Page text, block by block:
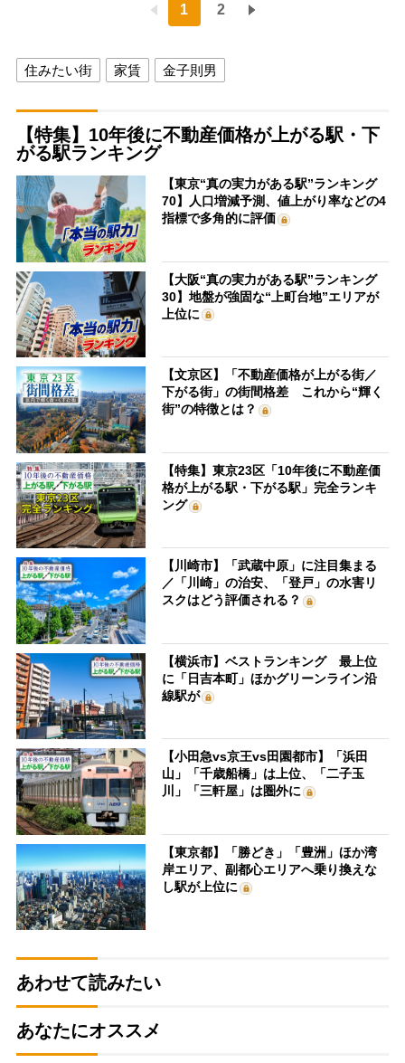
1 2
住みたい街 家賃 金子則男
【特集】10年後に不動産価格が上がる駅・下
がる駅ランキング
【東京“真の実力がある駅”ランキング
70】人口増減予測、値上がり率などの4
指標で多角的に評価
【大阪“真の実力がある駅”ランキング
30】地盤が強固な“上町台地”エリアが
上位に
【文京区】「不動産価格が上がる街／
下がる街」の街間格差 これから“輝く
街”の特徴とは？
【特集】東京23区「10年後に不動産価
格が上がる駅・下がる駅」完全ランキ
ング
【川崎市】「武蔵中原」に注目集まる
／「川崎」の治安、「登戸」の水害リ
スクはどう評価される？
【横浜市】ベストランキング 最上位
に「日吉本町」ほかグリーンライン沿
線駅が
【小田急vs京王vs田園都市】「浜田
山」「千歳船橋」は上位、「二子玉
川」「三軒屋」は圏外に
【東京都】「勝どき」「豊洲」ほか湾
岸エリア、副都心エリアへ乗り換えな
し駅が上位に
あわせて読みたい
あなたにオススメ